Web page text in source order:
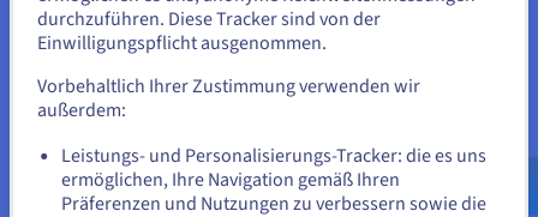
Testen und Ausführen Ihrer Algorithmen auf Emulatoren
und QPUs.
Quantum as a Service entdecken
Identität, Sicherheit und Betrieb
Wenn Sie aus Vereinigte Staaten bestellen möchten, müssen Sie
sich auf der entsprechenden Website umsehen und dort einen
Account erstellen.
us.ovhcloud.com/
Englisch USD - $
durchzuführen. Diese Tracker sind von der
Einwilligungspflicht ausgenommen.
Vorbehaltlich Ihrer Zustimmung verwenden wir
außerdem:
Leistungs- und Personalisierungs-Tracker: die es uns
ermöglichen, Ihre Navigation gemäß Ihren
Präferenzen und Nutzungen zu verbessern sowie die